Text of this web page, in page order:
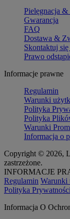
Pielęgnacja
Gwarancja
FAQ
Dostawa &
Skontaktuj
Prawo
Informacje prawne
Regulamin
Warunki
Polityka
Polityka
Warunki
Informacja o
Copyright © 2026,
zastrzeżone.
INFORMACJE
Regulamin Warunki
Polityka Prywatności
Informacja O